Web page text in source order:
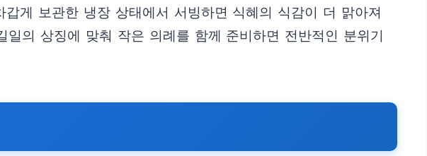
게 보관한 냉장 상태에서 서빙하면 식혜의 식감이 더 맑아져
의 상징에 맞춰 작은 의례를 함께 준비하면 전반적인 분위기